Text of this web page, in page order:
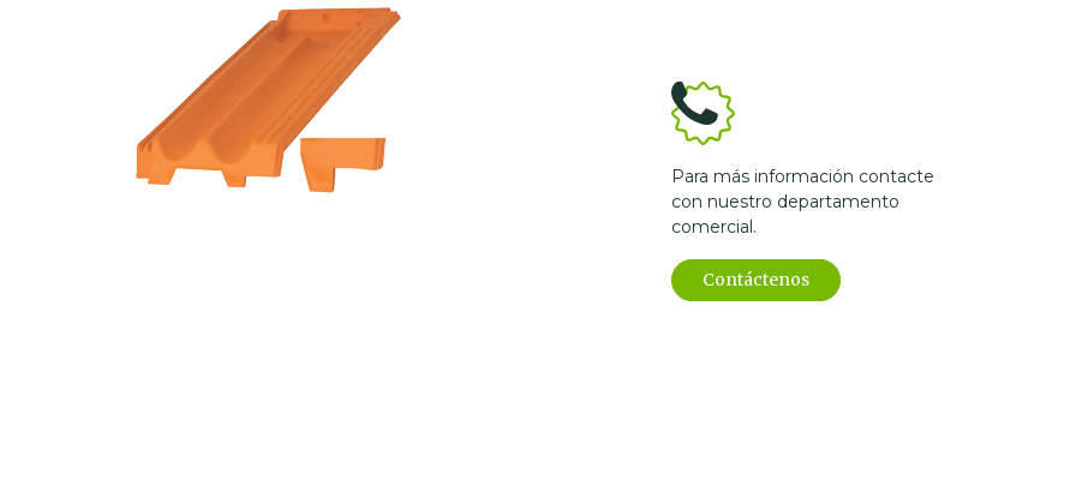
Para más información contacte
con nuestro departamento
comercial.
Contáctenos